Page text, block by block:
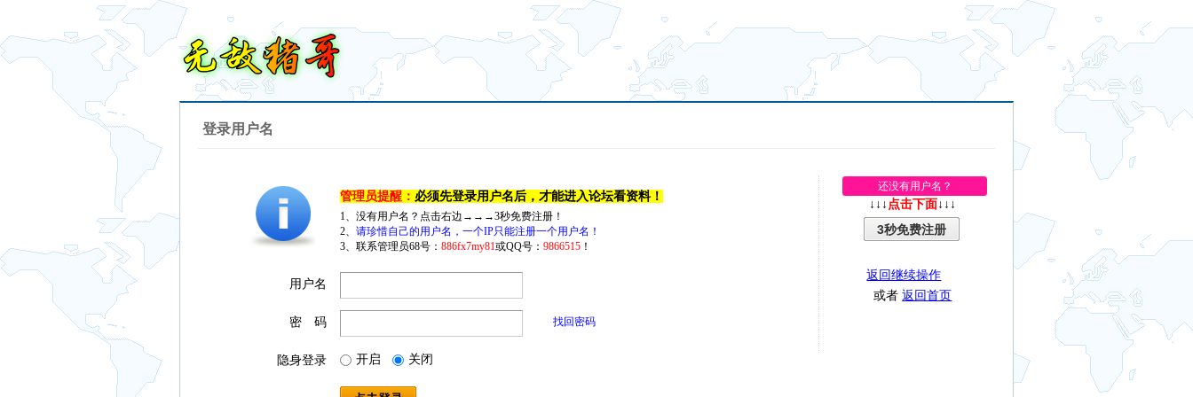
登录用户名
管理员提醒： 必须先登录用户名后，才能进入论坛看资料！
1、没有用户名？点击右边→→→3秒免费注册！
2、 请珍惜自己的用户名，一个IP只能注册一个用户名！
3、联系管理员68号： 886fx7my81或QQ号： 9866515！
用户名
密 码 找回密码
隐身登录 开启 关闭
还没有用户名？
↓↓↓ 点击下面 ↓↓↓
3秒免费注册
返回继续操作
或者返回首页